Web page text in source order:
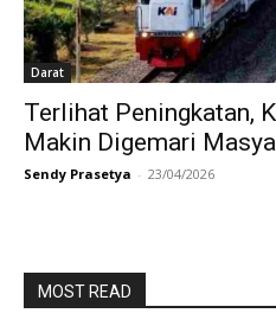
Darat
Terlihat Peningkatan,
Makin Digemari
Sendy Prasetya - 23/04/2026
MOST READ